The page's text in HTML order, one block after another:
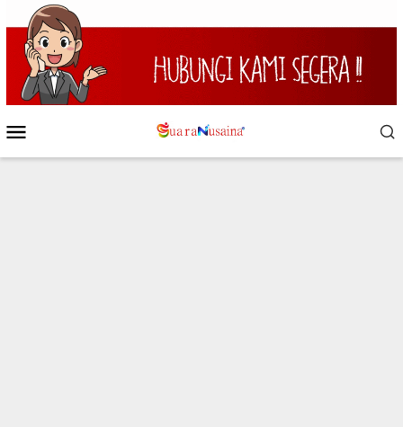
Loncat
ke
konten
Mobile